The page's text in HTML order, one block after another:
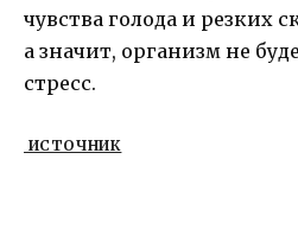
чувства голода и резких
а значит, организм не
стресс.
ИСТОЧНИК